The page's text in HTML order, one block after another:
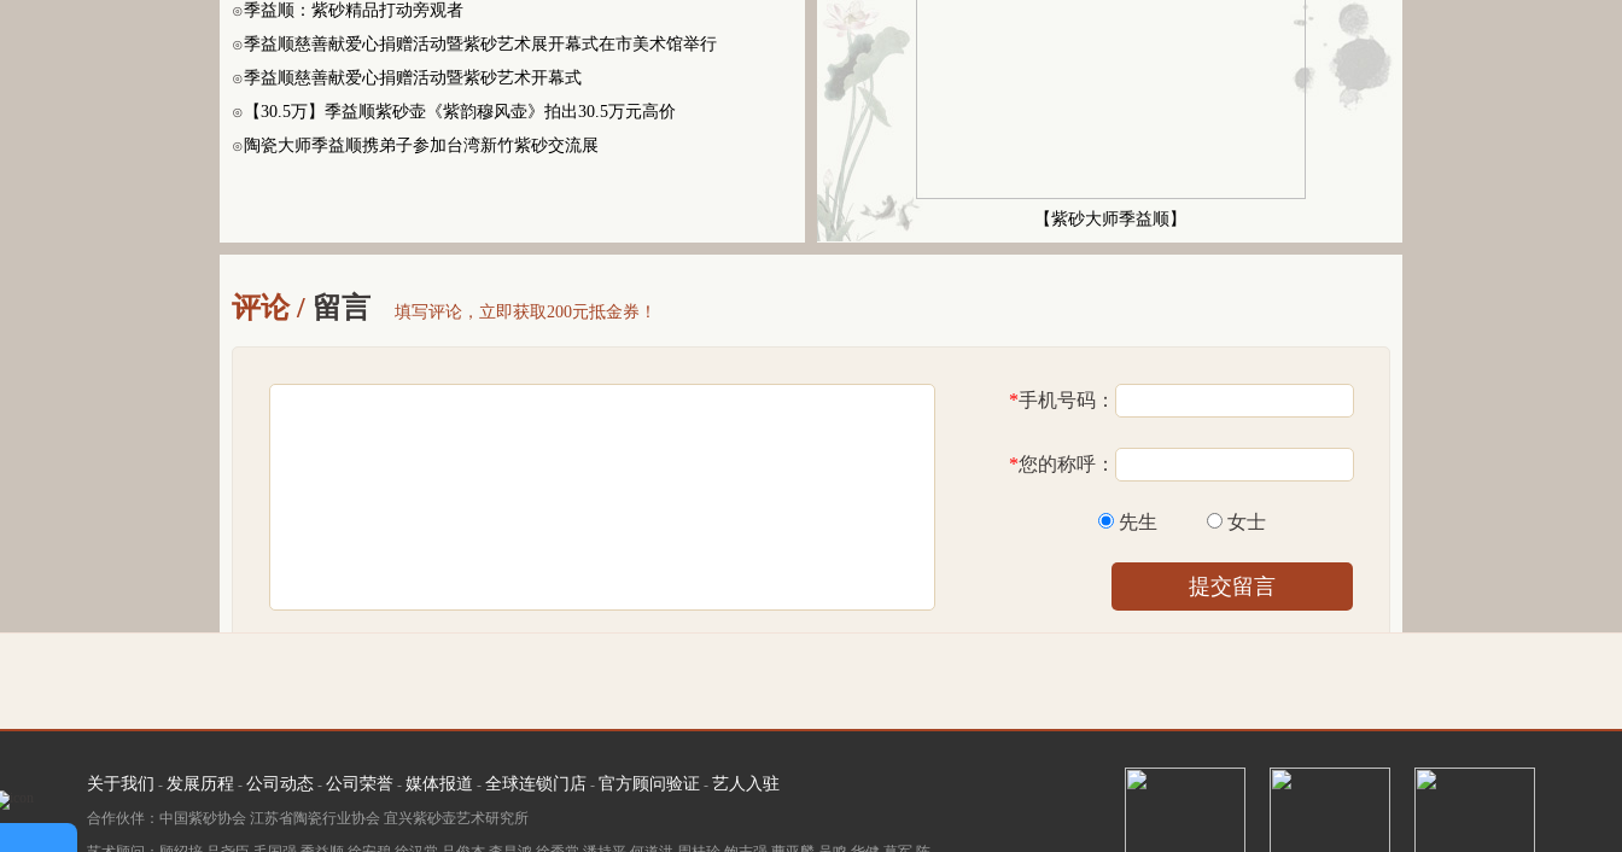
【紫砂大师季益顺】
⊙季益顺：紫砂精品打动旁观者
⊙季益顺慈善献爱心捐赠活动暨紫砂艺术展开幕式在市美术馆举行
⊙季益顺慈善献爱心捐赠活动暨紫砂艺术开幕式
⊙ 【30.5万】季益顺紫砂壶《紫韵穆风壶》拍出30.5万元高价
⊙ 陶瓷大师季益顺携弟子参加台湾新竹紫砂交流展
评论 / 留言 填写评论，立即获取200元抵金券！
*手机号码：
*您的称呼：
先生 女士
提交留言
紫砂官方回复 徐福军： 安排专属顾问联系您~
关于我们 - 发展历程 - 公司动态 - 公司荣誉 - 媒体报道 - 全球连锁门店 - 官方顾问验证 - 艺人入驻
合作伙伴：中国紫砂协会 江苏省陶瓷行业协会 宜兴紫砂壶艺术研究所